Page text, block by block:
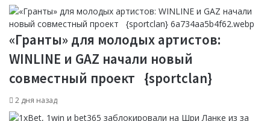
«Гранты» для молодых артистов:
WINLINE и GAZ начали новый
совместный проект {sportclan}
2 дня назад